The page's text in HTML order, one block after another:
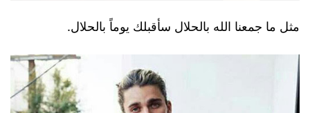
مثل ما جمعنا الله بالحلال سأقبلك يوماً بالحلال.